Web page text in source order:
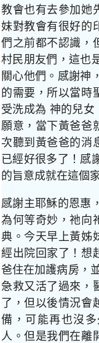
教會也有去參加她
妹對教會有很好的
們之前都不認識，
村民朋友們，這也
關心他們。感謝神
的需要，所以當時
受洗成為 神的兒女
願意，當下黃爸爸
次聽到黃爸爸的消
已經好很多了！感
的旨意成就在這個
感謝主耶穌的恩惠
為何等奇妙，祂向
典。今天早上黃姊
經出院回家了！想
爸住在加護病房，
急救又活了過來，
了，但以後情況會
備，可能再也沒
人。但是我們在離